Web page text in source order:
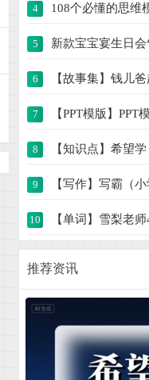
4 108个必懂的思维模型
5 新款宝宝宴生日会气
6 【故事集】钱儿爸
7 【PPT模版】PPT模
8 【知识点】希望学
9 【写作】写霸（小学
10 【单词】雪梨老师40
小学数学口算竖式脱
2025年新版字帖 PDF
推荐资讯